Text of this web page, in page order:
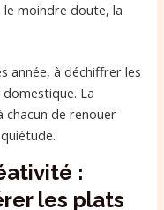
moindre doute, la
année, à déchiffrer les
La
de renouer
:
les plats